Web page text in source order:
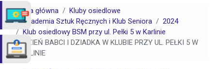
Strona główna
Kluby osiedlowe
Akademia Sztuk Ręcznych i Klub Seniora
2024
Klub osiedlowy BSM przy ul. Pełki 5 w Karlinie
DZIEŃ BABCI I DZIADKA W KLUBIE PRZY UL. PEŁKI 5 W
KARLINIE